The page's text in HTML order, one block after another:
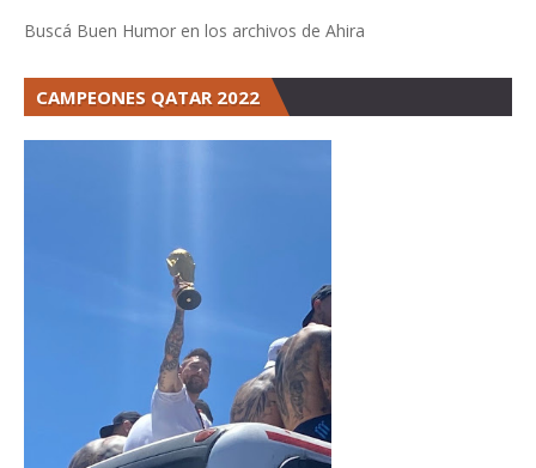
Buscá Buen Humor en los archivos de Ahira
CAMPEONES QATAR 2022